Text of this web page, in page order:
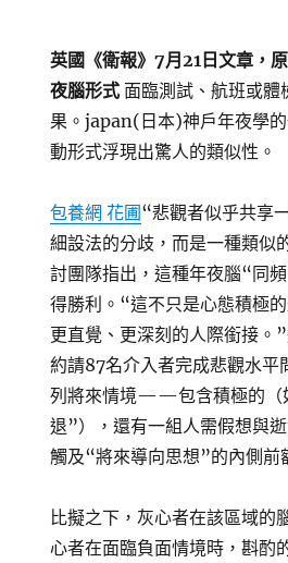
英國《衛報》7月21日文章，
夜腦形式 面臨測試、航班或
果。japan(日本)神戶年夜學
動形式浮現出驚人的類似性。
包養網 花圃“悲觀者似乎共享
細設法的分歧，而是一種類似
討團隊指出，這種年夜腦“同
得勝利。“這不只是心態積極
更直覺、更深刻的人際銜接。
約請87名介入者完成悲觀水
列將來情境——包含積極的（
退”），還有一組人需假想與
觸及“將來導向思想”的內側前
比擬之下，灰心者在該區域的
心者在面臨負面情境時，斟酌